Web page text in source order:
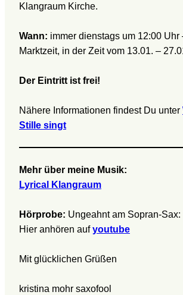
Klangraum Kirche.
Wann: immer dienstags um 12:00 Uhr
Marktzeit, in der Zeit vom 13.01. –
Der Eintritt ist frei!
Nähere Informationen findest Du unter
Stille singt
Mehr über meine Musik:
Lyrical Klangraum
Hörprobe: Ungeahnt am Sopran-Sax:
Hier anhören aufyoutube
Mit glücklichen Grüßen
kristina mohr saxofool